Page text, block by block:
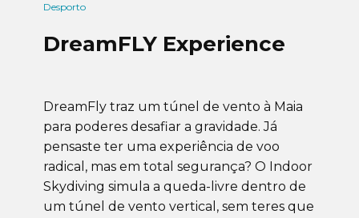
Desporto
DreamFLY Experience
DreamFly traz um túnel de vento à Maia
para poderes desafiar a gravidade. Já
pensaste ter uma experiência de voo
radical, mas em total segurança? O Indoor
Skydiving simula a queda-livre dentro de
um túnel de vento vertical, sem teres que